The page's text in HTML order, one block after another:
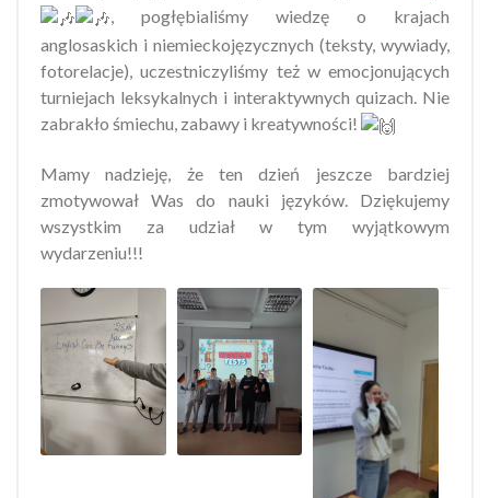
, pogłębialiśmy wiedzę o krajach
anglosaskich i niemieckojęzycznych (teksty, wywiady,
fotorelacje), uczestniczyliśmy też w emocjonujących
turniejach leksykalnych i interaktywnych quizach. Nie
zabrakło śmiechu, zabawy i kreatywności!
Mamy nadzieję, że ten dzień jeszcze bardziej
zmotywował Was do nauki języków. Dziękujemy
wszystkim za udział w tym wyjątkowym
wydarzeniu!!!